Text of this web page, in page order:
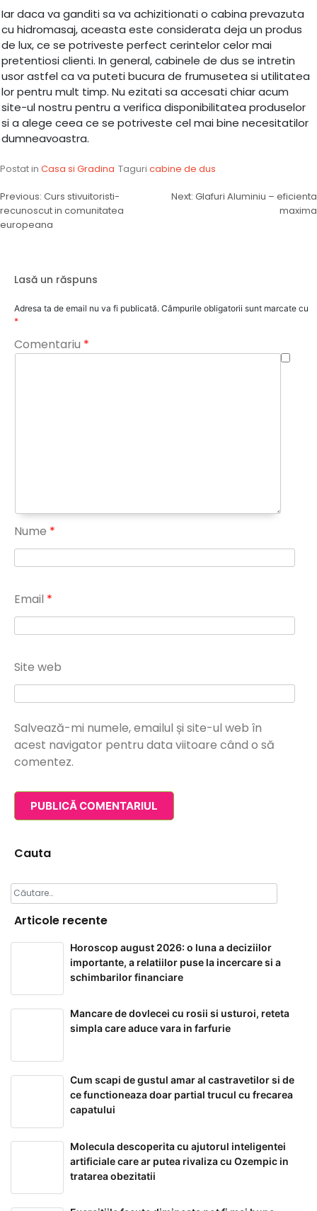
Iar daca va ganditi sa va achizitionati o cabina prevazuta
cu hidromasaj, aceasta este considerata deja un produs
de lux, ce se potriveste perfect cerintelor celor mai
pretentiosi clienti. In general, cabinele de dus se intretin
usor astfel ca va puteti bucura de frumusetea si utilitatea
lor pentru mult timp. Nu ezitati sa accesati chiar acum
site-ul nostru pentru a verifica disponibilitatea produselor
si a alege ceea ce se potriveste cel mai bine necesitatilor
dumneavoastra.
Postat in Casa si Gradina Taguri cabine de dus
Navigare
în
articole
Previous: Curs stivuitoristi-
recunoscut in comunitatea
europeana
Next: Glafuri Aluminiu – eficienta
maxima
Lasă un răspuns
Adresa ta de email nu va fi publicată. Câmpurile obligatorii sunt marcate cu
*
Comentariu *
Nume *
Email *
Site web
Salvează-mi numele, emailul și site-ul web în
acest navigator pentru data viitoare când o să
comentez.
Cauta
Caută
după:
Articole recente
Horoscop august 2026: o luna a deciziilor
importante, a relatiilor puse la incercare si a
schimbarilor financiare
Mancare de dovlecei cu rosii si usturoi, reteta
simpla care aduce vara in farfurie
Cum scapi de gustul amar al castravetilor si de
ce functioneaza doar partial trucul cu frecarea
capatului
Molecula descoperita cu ajutorul inteligentei
artificiale care ar putea rivaliza cu Ozempic in
tratarea obezitatii